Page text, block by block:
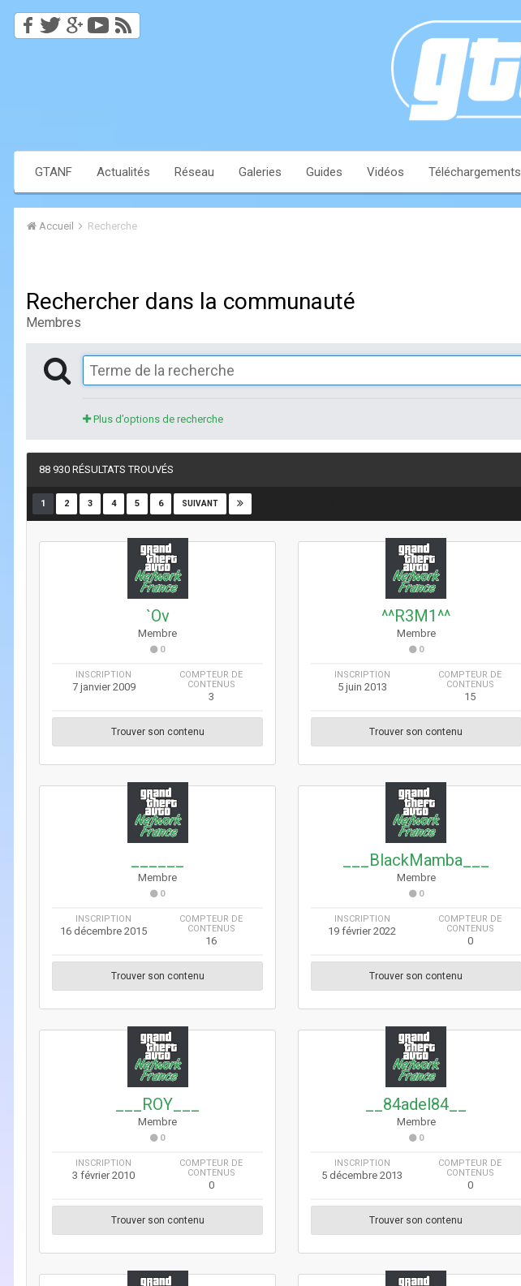
GTANF Actualités Réseau Galeries Guides Vidéos Téléchargements
Accueil Recherche
Rechercher dans la communauté
Membres
Plus d’options de recherche
88 930 RÉSULTATS TROUVÉS
1 2 3 4 5 6 SUIVANT
`Ov
Membre
0
INSCRIPTION
7 janvier 2009
COMPTEUR DE
CONTENUS
3
Trouver son contenu
^^R3M1^^
Membre
0
INSCRIPTION
5 juin 2013
COMPTEUR DE
CONTENUS
15
Trouver son contenu
Membre
0
INSCRIPTION
16 décembre 2015
COMPTEUR DE
CONTENUS
16
Trouver son contenu
___BlackMamba___
Membre
0
INSCRIPTION
19 février 2022
COMPTEUR DE
CONTENUS
0
Trouver son contenu
___ROY___
Membre
0
INSCRIPTION
3 février 2010
COMPTEUR DE
CONTENUS
0
Trouver son contenu
__84adel84__
Membre
0
INSCRIPTION
5 décembre 2013
COMPTEUR DE
CONTENUS
0
Trouver son contenu